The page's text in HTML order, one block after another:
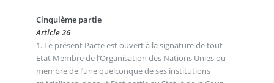
Cinquième partie
Article 26
1. Le présent Pacte est ouvert à la signature de tout
Etat Membre de l’Organisation des Nations Unies ou
membre de l’une quelconque de ses institutions